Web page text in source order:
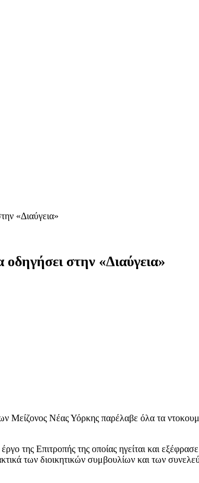
«Διαύγεια»
στην «Διαύγεια»
Νέας Υόρκης παρέλαβε όλα τα
της Επιτροπής της οποίας ηγείται και
των διοικητικών συμβουλίων και των